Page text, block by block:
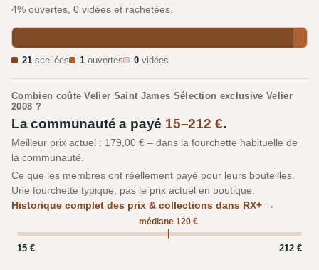
4% ouvertes, 0 vidées et rachetées.
21 scellées 1 ouvertes 0 vidées
Combien coûte Velier Saint James Sélection exclusive Velier
2008 ?
La communauté a payé 15–212 €.
Meilleur prix actuel : 179,00 € – dans la fourchette habituelle de
la communauté.
Ce que les membres ont réellement payé pour leurs bouteilles.
Une fourchette typique, pas le prix actuel en boutique.
Historique complet des prix & collections dans RX+ →
médiane 120 €
15 € 212 €